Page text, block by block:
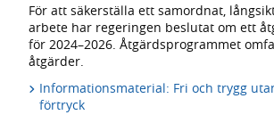
För att säkerställa ett samordnat,
arbete har regeringen beslutat om ett
för 2024–2026. Åtgärdsprogrammet
åtgärder.
Informationsmaterial: Fri och trygg
förtryck